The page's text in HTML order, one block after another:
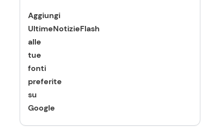
Aggiungi
UltimeNotizieFlash
alle
tue
fonti
preferite
su
Google